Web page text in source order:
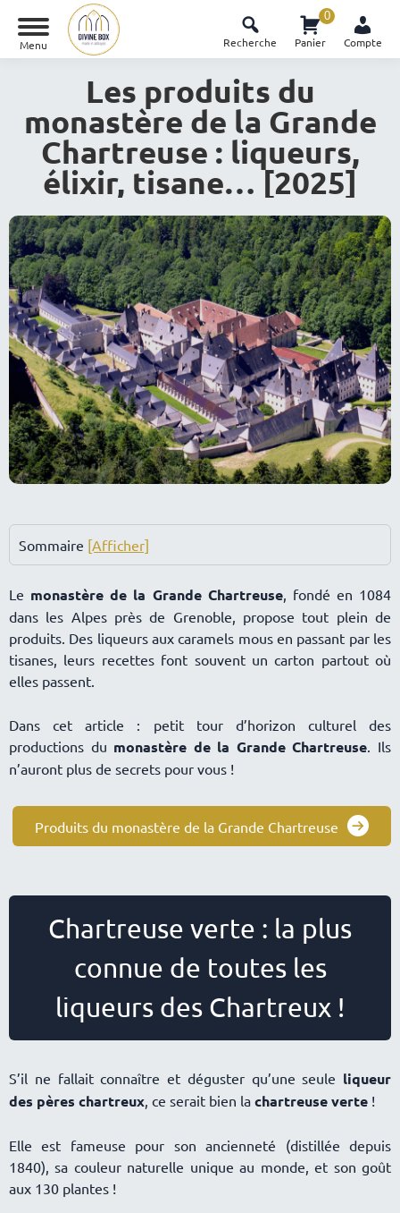
Menu Recherche Panier
0
Compte
Les produits du
monastère de la Grande
Chartreuse : liqueurs,
élixir, tisane… [2025]
Sommaire [Afficher]
Le monastère de la Grande Chartreuse, fondé en 1084
dans les Alpes près de Grenoble, propose tout plein de
produits. Des liqueurs aux caramels mous en passant par les
tisanes, leurs recettes font souvent un carton partout où
elles passent.
Dans cet article : petit tour d’horizon culturel des
productions du monastère de la Grande Chartreuse. Ils
n’auront plus de secrets pour vous !
Produits du monastère de la Grande Chartreuse
Chartreuse verte : la plus
connue de toutes les
liqueurs des Chartreux !
S’il ne fallait connaître et déguster qu’une seule liqueur
des pères chartreux, ce serait bien la chartreuse verte !
Elle est fameuse pour son ancienneté (distillée depuis
1840), sa couleur naturelle unique au monde, et son goût
aux 130 plantes !